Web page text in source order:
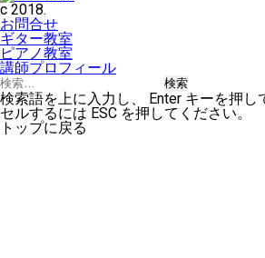
c 2018.
お問合せ
ギター教室
ピアノ教室
講師プロフィール
検
索:
検索語を上に入力し、 Enter キーを押し
セルするには ESC を押してください。
トップに戻る